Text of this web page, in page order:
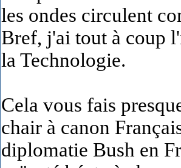
les ondes circulent
Bref, j'ai tout à coup
la Technologie.
Cela vous fais
chair à canon
diplomatie Bush en